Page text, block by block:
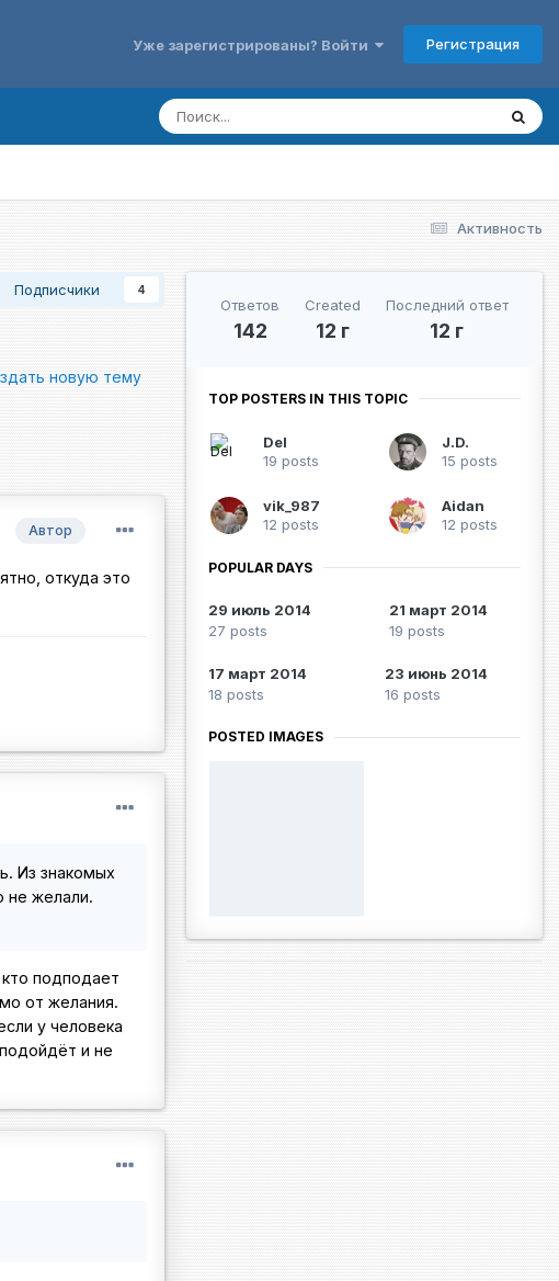
Уже зарегистрированы? Войти Регистрация
Активность
Подписчики 4
новую тему
Автор
откуда это
Из знакомых
не желали.
подподает
от желания.
у человека
и не
Ответов
142
Created
12 г
Последний ответ
12 г
TOP POSTERS IN THIS TOPIC
Del
19 posts
J.D.
15 posts
vik_987
12 posts
Aidan
12 posts
POPULAR DAYS
29 июль 2014
27 posts
21 март 2014
19 posts
17 март 2014
18 posts
23 июнь 2014
16 posts
POSTED IMAGES